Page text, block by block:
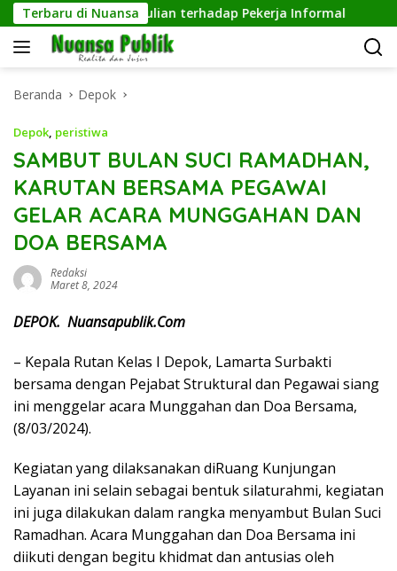
Langsung
ke
konten
Terbaru di Nuansa
Wujud Kepedulian terhadap Pekerja Informal
Beranda Depok
Depok, peristiwa
SAMBUT BULAN SUCI RAMADHAN,
KARUTAN BERSAMA PEGAWAI
GELAR ACARA MUNGGAHAN DAN
DOA BERSAMA
Redaksi
Maret 8, 2024
DEPOK. Nuansapublik.Com
– Kepala Rutan Kelas I Depok, Lamarta Surbakti
bersama dengan Pejabat Struktural dan Pegawai siang
ini menggelar acara Munggahan dan Doa Bersama,
(8/03/2024).
Kegiatan yang dilaksanakan diRuang Kunjungan
Layanan ini selain sebagai bentuk silaturahmi, kegiatan
ini juga dilakukan dalam rangka menyambut Bulan Suci
Ramadhan. Acara Munggahan dan Doa Bersama ini
diikuti dengan begitu khidmat dan antusias oleh